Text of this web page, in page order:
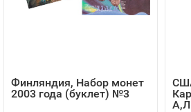
Финляндия, Набор монет
2003 года (буклет) №3